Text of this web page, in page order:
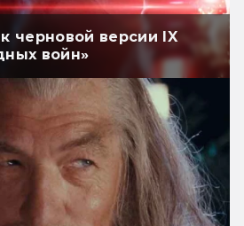
черновой версии IX
войн»